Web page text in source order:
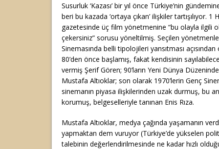
Susurluk ‘Kazası’ bir yıl önce Türkiye’nin
beri bu kazada ‘ortaya çıkan’ ilişkiler tartışılıyor.
gazetesinde üç film yönetmenine “bu olayla ilgili
çekersiniz” sorusu yöneltilmiş. Seçilen
Sinemasında belli tipolojileri yansıtması
80’den önce başlamış, fakat kendisinin
vermiş Şerif Gören; 90’ların Yeni Dünya
Mustafa Altıoklar; son olarak 1970’lerin Genç
sinemanın piyasa ilişkilerinden uzak durmuş, bu
korumuş, belgeselleriyle tanınan Enis Rıza.
Mustafa Altıoklar, medya çağında yaşamanın
yapmaktan dem vuruyor (Türkiye’de yükselen
talebinin değerlendirilmesinde ne kadar hızlı